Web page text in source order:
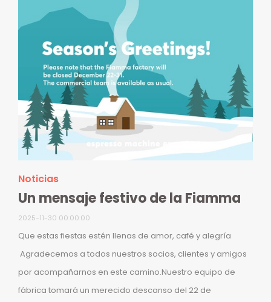
Noticias
Un mensaje festivo de la Fiamma
2025-11-30 00:00:00
Que estas fiestas estén llenas de amor, café y alegría
Agradecemos a todos nuestros socios, clientes y amigos
por acompañarnos en este camino.Nuestro equipo de
fábrica tomará un merecido descanso del 22 de